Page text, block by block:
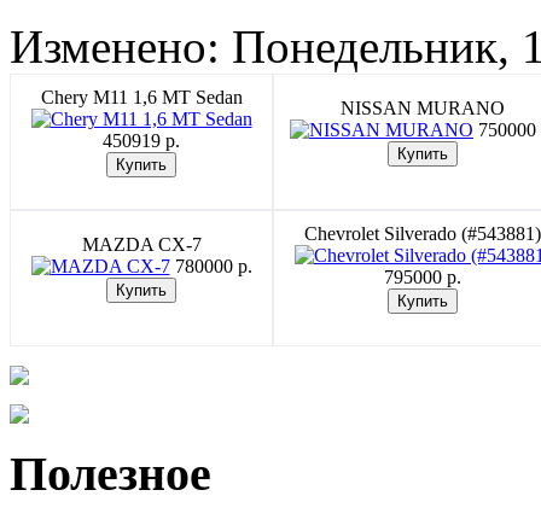
Изменено: Понедельник,
Chery M11 1,6 MT Sedan
450919 p.
NISSAN MURANO
750000
MAZDA CX-7
780000 p.
Chevrolet Silverado (#543881)
795000 p.
Полезное